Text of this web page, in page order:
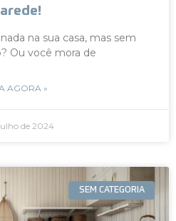
na sua casa, mas sem
Ou você mora de
AGORA »
de 2024
SEM CATEGORIA